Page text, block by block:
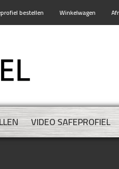
bestellen Winkelwagen
VIDEO SAFEPROFIEL